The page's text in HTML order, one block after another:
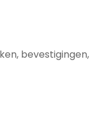
bevestigingen,